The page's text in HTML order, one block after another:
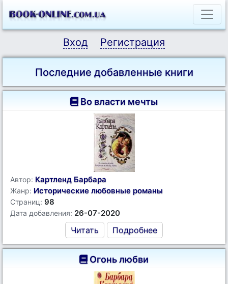
Вход Регистрация
Последние добавленные книги
Во власти мечты
Автор: Картленд Барбара
Жанр: Исторические любовные романы
Страниц: 98
Дата добавления: 26-07-2020
Читать Подробнее
Огонь любви